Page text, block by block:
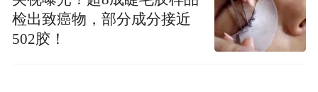
检出致癌物，部分成分接近
502胶！